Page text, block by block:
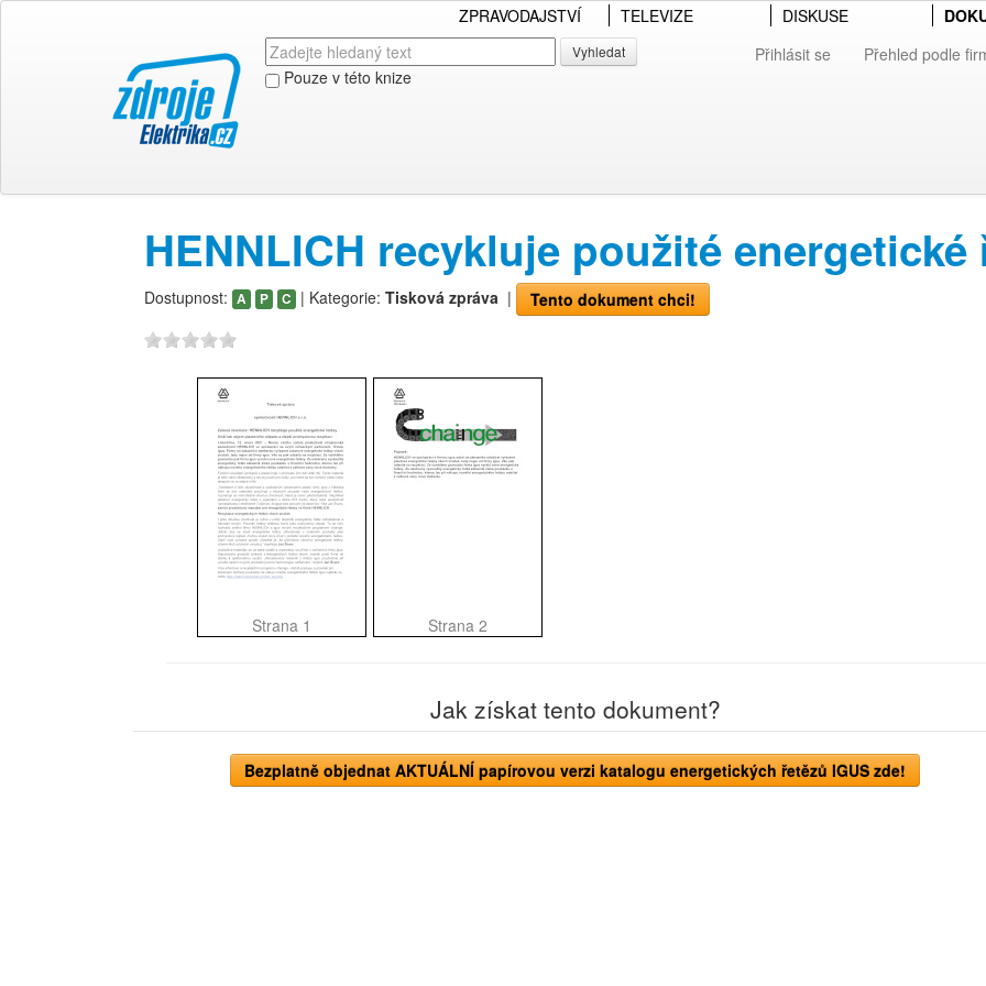
ZPRAVODAJSTVÍ TELEVIZE DISKUSE
Vyhledat
Pouze v této knize
Přihlásit se Přehled podle
HENNLICH recykluje použité energetické
Dostupnost: A P C | Kategorie: Tisková zpráva | Tento dokument chci!
Strana 1 Strana 2
Jak získat tento dokument?
Bezplatně objednat AKTUÁLNÍ papírovou verzi katalogu energetických řetězů IGUS zde!